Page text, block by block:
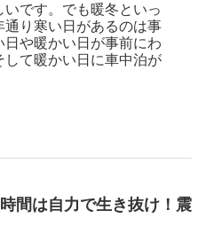
いです。でも暖冬といっ
通り寒い日があるのは事
日や暖かい日が事前にわ
して暖かい日に車中泊が
間は自力で生き抜け！震